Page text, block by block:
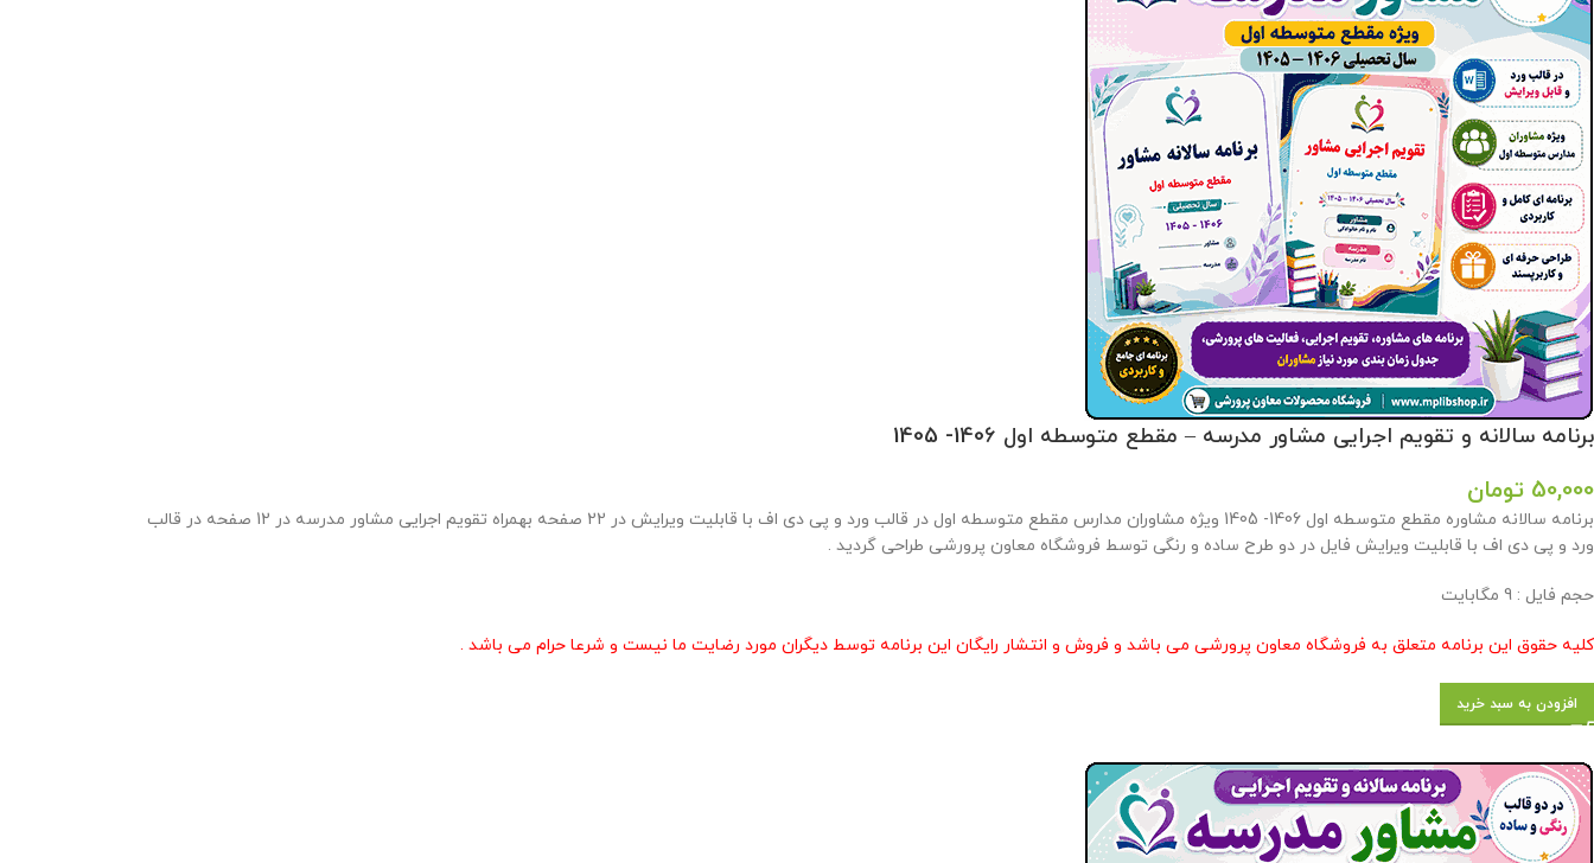
برنامه سالانه و تقویم اجرایی مشاور مدرسه – مقطع متوسطه اول 1406- 1405
50,000 تومان
برنامه سالانه مشاوره مقطع متوسطه اول 1406- 1405 ویژه مشاوران مدارس مقطع متوسطه اول در قالب ورد و پی دی اف با قابلیت ویرایش در 22 صفحه بهمراه تقویم اجرایی مشاور مدرسه در 12 صفحه در قالب
ورد و پی دی اف با قابلیت ویرایش فایل در دو طرح ساده و رنگی توسط فروشگاه معاون پرورشی طراحی گردید .
حجم فايل : 9 مگابايت
کلیه حقوق این برنامه متعلق به فروشگاه معاون پرورشی می باشد و فروش و انتشار رایگان این برنامه توسط دیگران مورد رضایت ما نیست و شرعا حرام می باشد .
افزودن به سبد خرید